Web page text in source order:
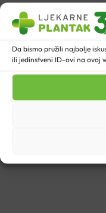
Da bismo pružili najbolje
ili jedinstveni ID-ovi na ovoj